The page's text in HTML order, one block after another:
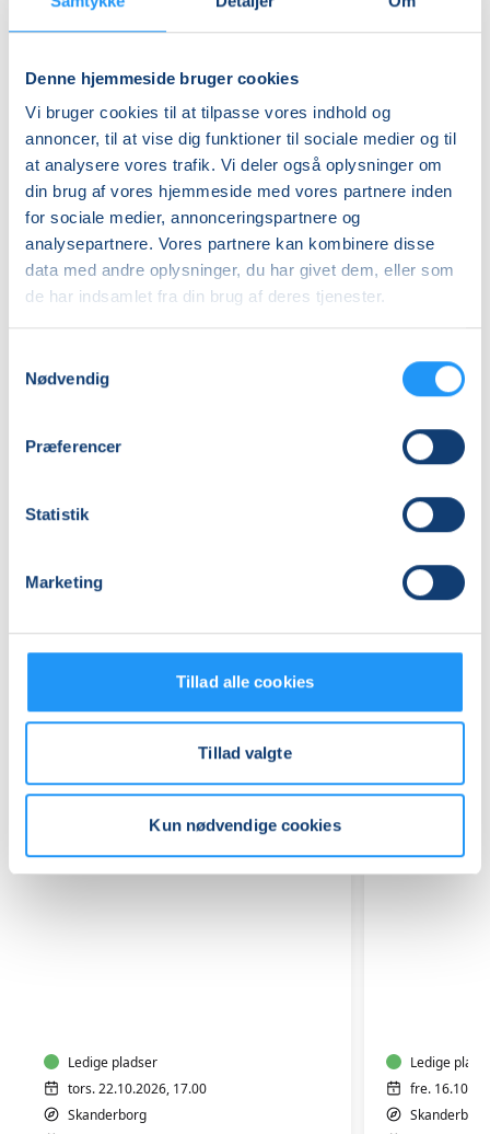
Denne hjemmeside bruger cookies
Vi bruger cookies til at tilpasse vores indhold og
annoncer, til at vise dig funktioner til sociale medier og til
at analysere vores trafik. Vi deler også oplysninger om
din brug af vores hjemmeside med vores partnere inden
for sociale medier, annonceringspartnere og
analysepartnere. Vores partnere kan kombinere disse
data med andre oplysninger, du har givet dem, eller som
de har indsamlet fra din brug af deres tjenester.
Nødvendig
Præferencer
Statistik
Marketing
Tillad alle cookies
Tillad valgte
Kun nødvendige cookies
6456670
Mødegang
lørdag 07.11.2026, kl. 11.00 - 14.00
Antal mødegange
1mødegang
Adresse
Bybadet Skanderborg, Byparken 4, 8660,
Mødegange
Relaterede hold
-
Skanderborg
Ledige pladser
tors. 22.10.2026, 17.00
Skanderborg
Ledige
fre.
Skanderborg